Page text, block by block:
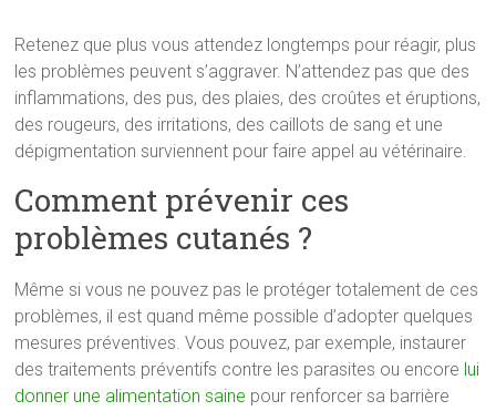
Retenez que plus vous attendez longtemps pour réagir, plus
les problèmes peuvent s’aggraver. N’attendez pas que des
inflammations, des pus, des plaies, des croûtes et éruptions,
des rougeurs, des irritations, des caillots de sang et une
dépigmentation surviennent pour faire appel au vétérinaire.
Comment prévenir ces
problèmes cutanés ?
Même si vous ne pouvez pas le protéger totalement de ces
problèmes, il est quand même possible d’adopter quelques
mesures préventives. Vous pouvez, par exemple, instaurer
des traitements préventifs contre les parasites ou encore lui
donner une alimentation saine pour renforcer sa barrière